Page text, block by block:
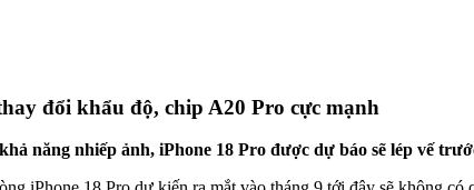
đổi khẩu độ, chip A20 Pro cực mạnh
năng nhiếp ảnh, iPhone 18 Pro được dự báo sẽ lép vế